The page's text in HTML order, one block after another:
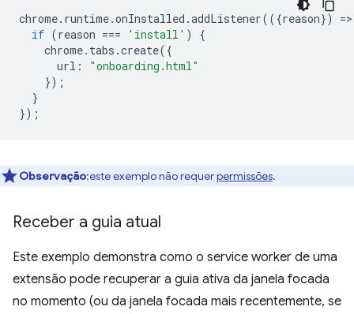
chrome. runtime.onInstalled .addListener(({reason}) =>
if (reason === 'install' )
{
chrome. tabs .create({
url :
"onboarding.html"
});
}
});
Observação:este exemplo não requerpermissões.
Receber a guia atual
Este exemplo demonstra como o service worker de uma
extensão pode recuperar a guia ativa da janela focada
no momento (ou da janela focada mais recentemente, se